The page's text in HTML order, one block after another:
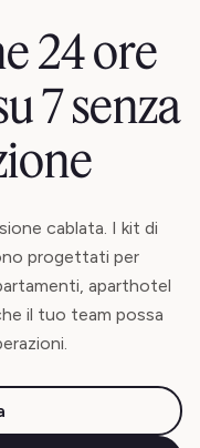
24 ore
7 senza
cablata. I kit di
progettati per
aparthotel
il tuo team possa